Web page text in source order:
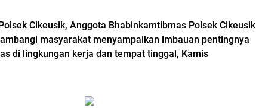
Cikeusik, Anggota Bhabinkamtibmas Polsek Cikeusik
masyarakat menyampaikan imbauan pentingnya
di lingkungan kerja dan tempat tinggal, Kamis